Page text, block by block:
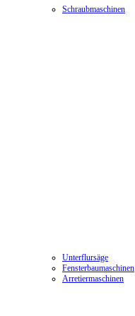
Schraubmaschinen
Unterflursäge
Fensterbaumaschinen
Arretiermaschinen